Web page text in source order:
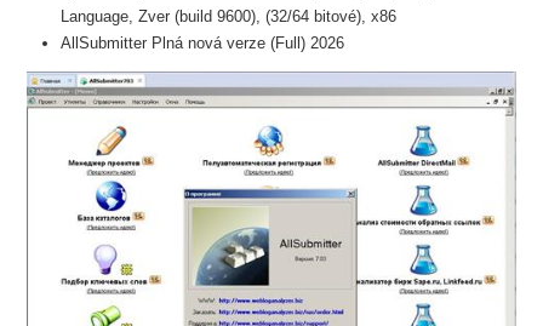
Language, Zver (build 9600), (32/64 bitové), x86
AllSubmitter Plná nová verze (Full) 2026